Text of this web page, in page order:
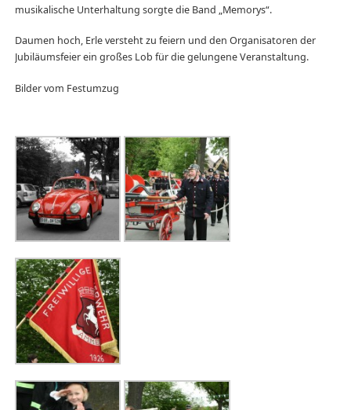
musikalische Unterhaltung sorgte die Band „Memorys“.
Daumen hoch, Erle versteht zu feiern und den Organisatoren der
Jubiläumsfeier ein großes Lob für die gelungene Veranstaltung.
Bilder vom Festumzug